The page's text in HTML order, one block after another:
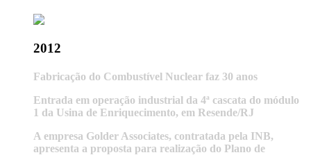
2012
Fabricação do Combustível Nuclear faz 30 anos
Entrada em operação industrial da 4ª cascata do módulo
1 da Usina de Enriquecimento, em Resende/RJ
A empresa Golder Associates, contratada pela INB,
apresenta a proposta para realização do Plano de